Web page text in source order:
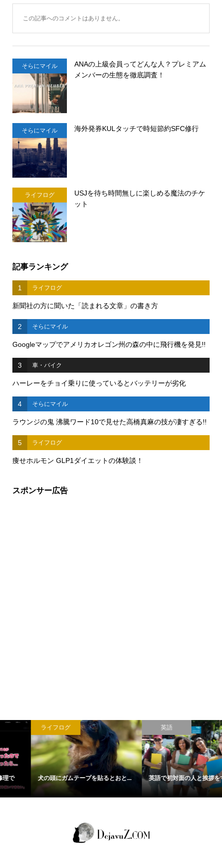
この記事へのコメントはありません。
そらにマイル
ANAの上級会員ってどんな人？プレミアム
メンバーの生態を徹底調査！
そらにマイル 海外発券KULタッチで時短節約SFC修行
ライフログ
USJを待ち時間無しに楽しめる魔法のチケ
ット
記事ランキング
1 ライフログ
新聞社の方に聞いた「読まれる文章」の書き方
2 そらにマイル
Googleマップでアメリカオレゴン州の森の中に飛行機を発見!!
3 車・バイク
ハーレーをチョイ乗りに使っているとバッテリーが劣化
4 そらにマイル
ラウンジの鬼 沸騰ワード10で見せた高橋真麻の技が凄すぎる!!
5 ライフログ
痩せホルモン GLP1ダイエットの体験談！
スポンサー広告
犬の頭にガムテープを貼るとおと...
英語
英語で初対面の人と挨拶をする際...